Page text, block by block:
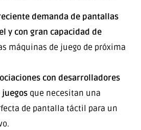
demanda de pantallas
y con gran capacidad de
máquinas de juego de próxima
con desarrolladores
juegos que necesitan una
de pantalla táctil para un